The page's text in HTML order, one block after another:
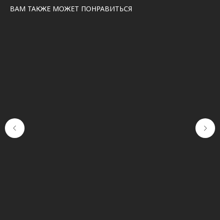
ВАМ ТАКЖЕ МОЖЕТ ПОНРАВИТЬСЯ